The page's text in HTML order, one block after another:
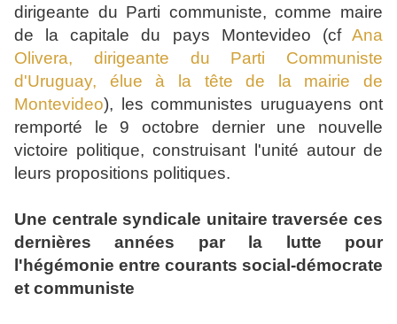
dirigeante du Parti communiste, comme maire
de la capitale du pays Montevideo (cf Ana
Olivera, dirigeante du Parti Communiste
d'Uruguay, élue à la tête de la mairie de
Montevideo), les communistes uruguayens ont
remporté le 9 octobre dernier une nouvelle
victoire politique, construisant l'unité autour de
leurs propositions politiques.
Une centrale syndicale unitaire traversée ces
dernières années par la lutte pour
l'hégémonie entre courants social-démocrate
et communiste